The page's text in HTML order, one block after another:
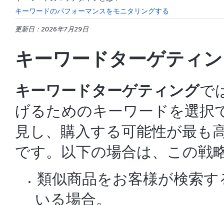
キーワードのパフォーマンスをモニタリングする
更新日：2026年7月29日
キーワードターゲティ
キーワードターゲティングで
げるためのキーワードを選択
見し、購入する可能性が最も
です。以下の場合は、この戦
類似商品をお客様が検索
いる場合。